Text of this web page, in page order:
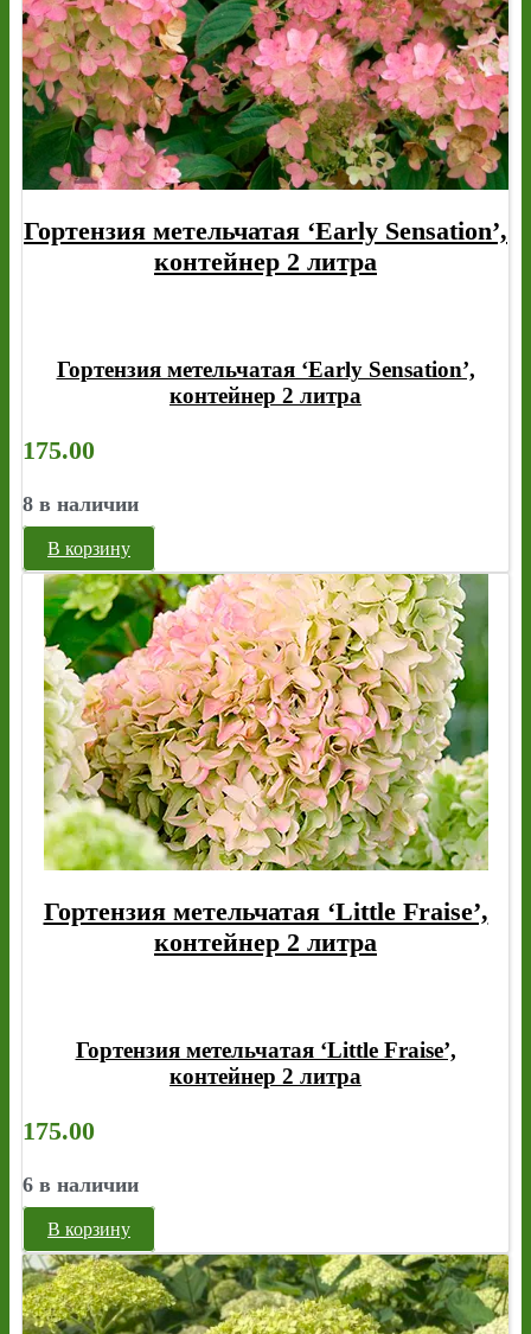
Гортензия метельчатая ‘Early Sensation’,
контейнер 2 литра
Гортензия метельчатая ‘Early Sensation’,
контейнер 2 литра
175.00
8 в наличии
В корзину
Гортензия метельчатая ‘Little Fraise’,
контейнер 2 литра
Гортензия метельчатая ‘Little Fraise’,
контейнер 2 литра
175.00
6 в наличии
В корзину